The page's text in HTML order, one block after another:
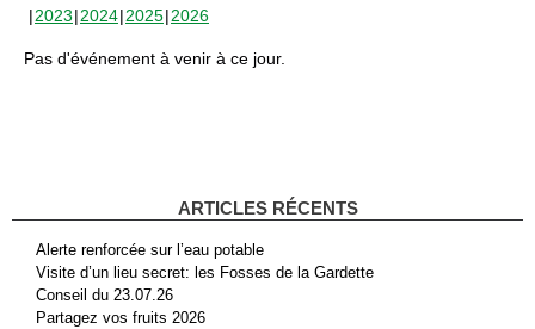
2023 2024 2025 2026
Pas d'événement à venir à ce jour.
ARTICLES RÉCENTS
Alerte renforcée sur l’eau potable
Visite d’un lieu secret: les Fosses de la Gardette
Conseil du 23.07.26
Partagez vos fruits 2026